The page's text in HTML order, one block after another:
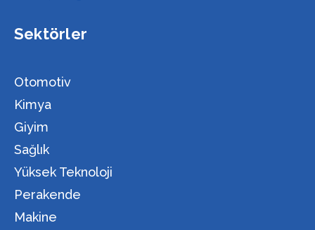
Sektörler
Otomotiv
Kimya
Giyim
Sağlık
Yüksek Teknoloji
Perakende
Makine